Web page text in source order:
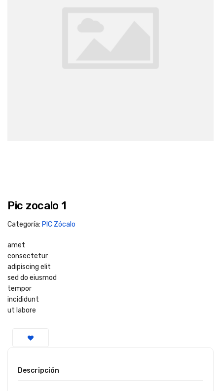
Pic zocalo 1
Categoría: PIC Zócalo
amet
consectetur
adipiscing elit
sed do eiusmod
tempor
incididunt
ut labore
Descripción